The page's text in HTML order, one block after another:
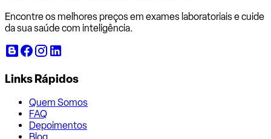
Encontre os melhores preços em exames laboratoriais e cuide
da sua saúde com inteligência.
Links Rápidos
Quem Somos
FAQ
Depoimentos